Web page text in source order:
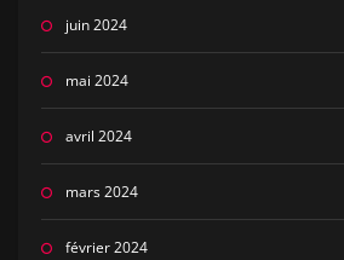
juin 2024
mai 2024
avril 2024
mars 2024
février 2024